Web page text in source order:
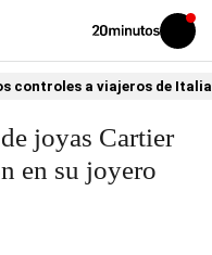
Volver
Iniciar
sesión
controles a viajeros de
joyas Cartier
en su joyero